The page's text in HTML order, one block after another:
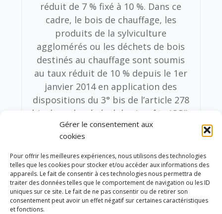
Gérer le consentement aux
cookies
Pour offrir les meilleures expériences, nous utilisons des technologies
telles que les cookies pour stocker et/ou accéder aux informations des
appareils. Le fait de consentir à ces technologies nous permettra de
traiter des données telles que le comportement de navigation ou les ID
uniques sur ce site. Le fait de ne pas consentir ou de retirer son
consentement peut avoir un effet négatif sur certaines caractéristiques
et fonctions.
réduit de 7 % fixé à 10 %. Dans ce
cadre, le bois de chauffage, les
produits de la sylviculture
agglomérés ou les déchets de bois
destinés au chauffage sont soumis
au taux réduit de 10 % depuis le 1er
janvier 2014 en application des
dispositions du 3° bis de l’article 278
bis du code général des impôts (CGI).
Toutefois, la livraison par réseau
d’énergie calorifique produite au
moins à 50 % à partir de la biomasse
(dont le bois), de la géothermie, des
déchets et d’énergie de récupération
bénéficie du taux réduit de 5,5 % de
la TVA sur le fondement du B de